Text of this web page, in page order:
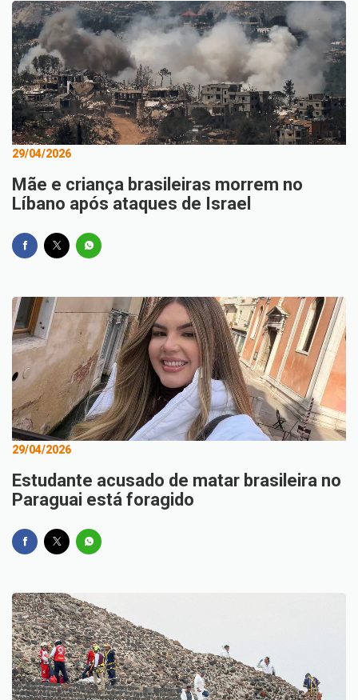
29/04/2026
Mãe e criança brasileiras morrem no
Líbano após ataques de Israel
29/04/2026
Estudante acusado de matar brasileira no
Paraguai está foragido